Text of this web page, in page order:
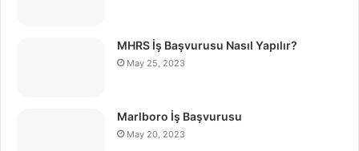
MHRS İş Başvurusu Nasıl Yapılır?
May 25, 2023
Marlboro İş Başvurusu
May 20, 2023